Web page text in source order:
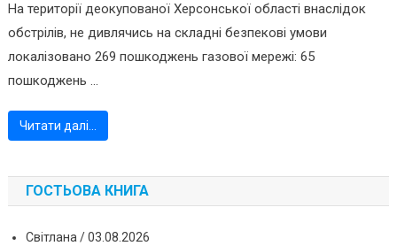
На території деокупованої Херсонської області внаслідок
обстрілів, не дивлячись на складні безпекові умови
локалізовано 269 пошкоджень газової мережі: 65
пошкоджень ...
Читати далі…
ГОСТЬОВА КНИГА
Світлана /03.08.2026